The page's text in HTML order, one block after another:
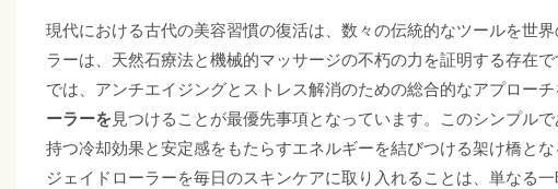
現代における古代の美容習慣の復活は、数々の伝統的なツールを世
ラーは、天然石療法と機械的マッサージの不朽の力を証明する存在
では、 アンチエイジングとストレス解消のための総合的なアプロー
ーラーを 見つける ことが最優先事項となっています。このシンプル
持つ冷却効果と安定感をもたらすエネルギーを結びつける架け橋とな
ジェイドローラーを毎日のスキンケアに取り入れることは、単なる